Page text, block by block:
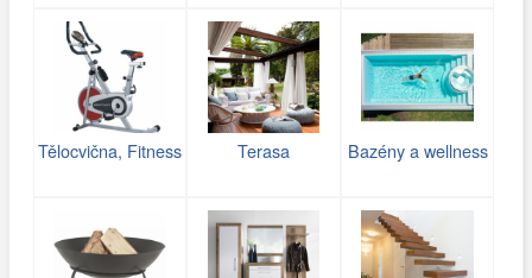
Tělocvična, Fitness Terasa Bazény a wellness